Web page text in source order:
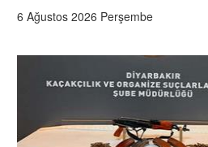
6 Ağustos 2026 Perşembe